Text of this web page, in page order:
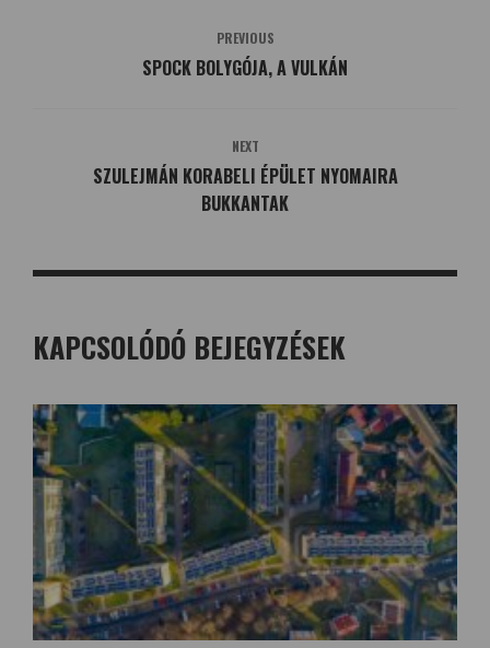
PREVIOUS
SPOCK BOLYGÓJA, A VULKÁN
NEXT
SZULEJMÁN KORABELI ÉPÜLET NYOMAIRA
BUKKANTAK
KAPCSOLÓDÓ BEJEGYZÉSEK